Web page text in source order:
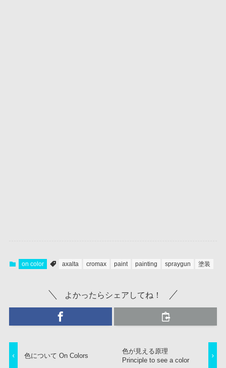
on color axalta cromax paint painting spraygun 塗装
よかったらシェアしてね！
色について On Colors
色が見える原理
Principle to see a color